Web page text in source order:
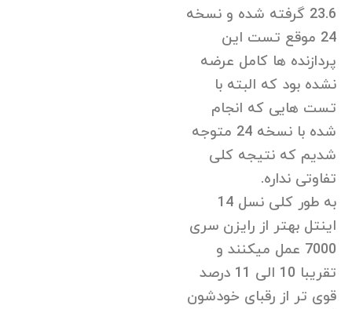
23.6 گرفته شده و نسخه
24 موقع تست این
پردازنده ها کامل عرضه
نشده بود که البته با
تست هایی که انجام
شده با نسخه 24 متوجه
شدیم که نتیجه کلی
تفاوتی نداره.
به طور کلی نسل 14
اینتل بهتر از رایزن سری
7000 عمل میکنند و
تقریبا 10 الی 11 درصد
قوی تر از رقبای خودشون